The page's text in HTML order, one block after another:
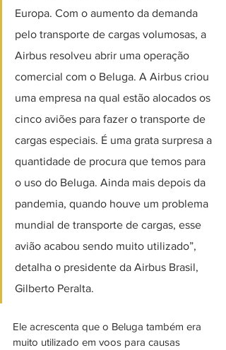
Europa. Com o aumento da demanda
pelo transporte de cargas volumosas, a
Airbus resolveu abrir uma operação
comercial com o Beluga. A Airbus criou
uma empresa na qual estão alocados os
cinco aviões para fazer o transporte de
cargas especiais. É uma grata surpresa a
quantidade de procura que temos para
o uso do Beluga. Ainda mais depois da
pandemia, quando houve um problema
mundial de transporte de cargas, esse
avião acabou sendo muito utilizado”,
detalha o presidente da Airbus Brasil,
Gilberto Peralta.
Ele acrescenta que o Beluga também era
muito utilizado em voos para causas